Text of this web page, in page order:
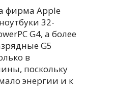
фирма Apple
32-
G4, а более
G5
в
поскольку
энергии и к